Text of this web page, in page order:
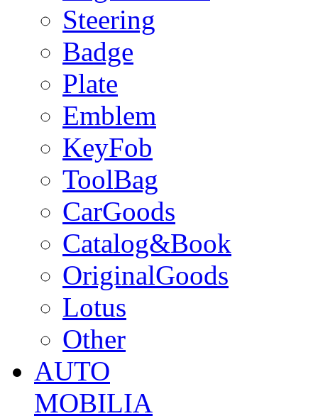
Steering
Badge
Plate
Emblem
KeyFob
ToolBag
CarGoods
Catalog&Book
OriginalGoods
Lotus
Other
AUTO
MOBILIA